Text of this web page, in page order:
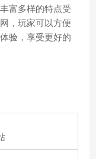
富多样的特点受
，玩家可以方便
验，享受更好的